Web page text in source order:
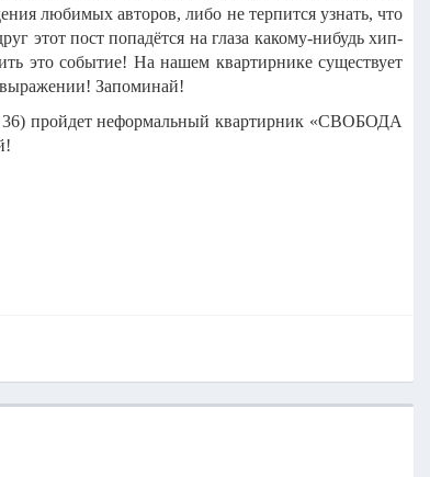
любимых авторов, либо не терпится узнать, что
этот пост попадётся на глаза какому-нибудь хип-
это событие! На нашем квартирнике существует
Запоминай!
36) пройдет неформальный квартирник «СВОБОДА